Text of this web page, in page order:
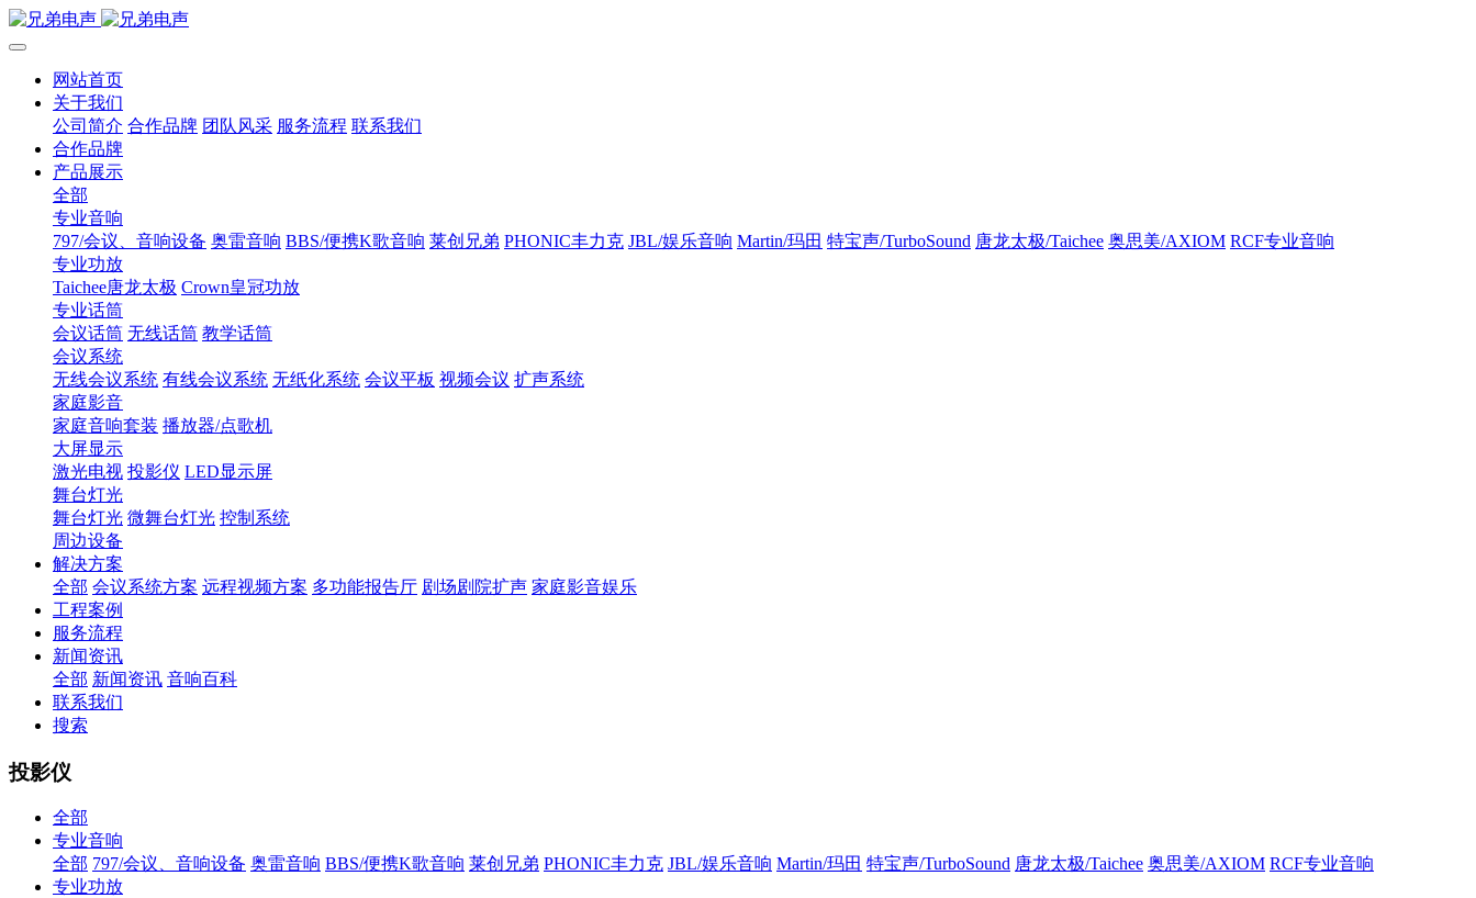
网站首页
关于我们
公司简介 合作品牌 团队风采 服务流程 联系我们
合作品牌
产品展示
全部
专业音响
797/会议、音响设备 奥雷音响 BBS/便携K歌音响 莱创兄弟 PHONIC丰力克 JBL/娱乐音响 Martin/玛田 特宝声/TurboSound 唐龙太极/Taichee 奥思美/AXIOM RCF专业音响
专业功放
Taichee唐龙太极 Crown皇冠功放
专业话筒
会议话筒 无线话筒 教学话筒
会议系统
无线会议系统 有线会议系统 无纸化系统 会议平板 视频会议 扩声系统
家庭影音
家庭音响套装 播放器/点歌机
大屏显示
激光电视 投影仪 LED显示屏
舞台灯光
舞台灯光 微舞台灯光 控制系统
周边设备
解决方案
全部 会议系统方案 远程视频方案 多功能报告厅 剧场剧院扩声 家庭影音娱乐
工程案例
服务流程
新闻资讯
全部 新闻资讯 音响百科
联系我们
搜索
投影仪
全部
专业音响
全部 797/会议、音响设备 奥雷音响 BBS/便携K歌音响 莱创兄弟 PHONIC丰力克 JBL/娱乐音响 Martin/玛田 特宝声/TurboSound 唐龙太极/Taichee 奥思美/AXIOM RCF专业音响
专业功放